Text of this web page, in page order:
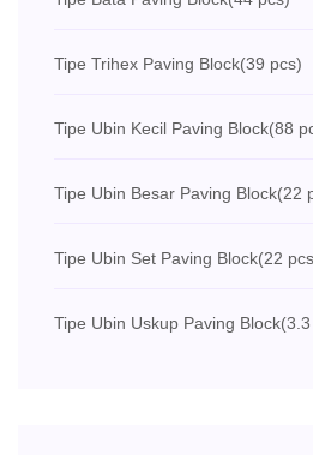
Tipe Trihex Paving Block(39 pcs)
Tipe Ubin Kecil Paving Block(88
Tipe Ubin Besar Paving Block(22
Tipe Ubin Set Paving Block(22
Tipe Ubin Uskup Paving Block